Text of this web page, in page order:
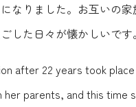
なりました。お互いの
した日々が懐かしいで
after 22 years took
her parents, and this time